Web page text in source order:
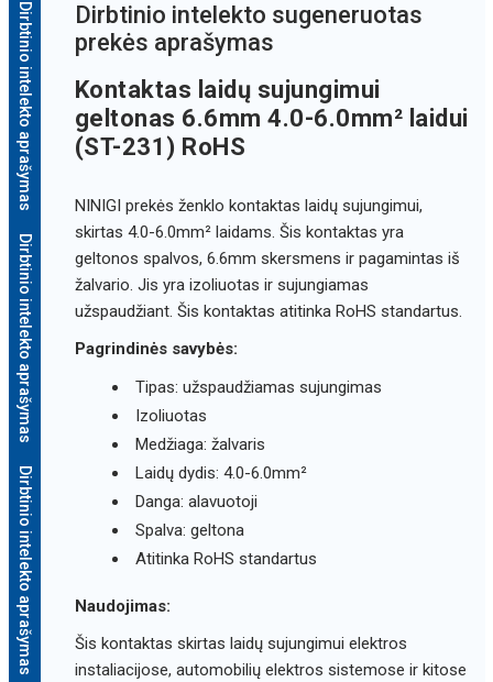
Dirbtinio intelekto aprašymas
Dirbtinio intelekto aprašymas
Dirbtinio intelekto aprašymas
Dirbtinio intelekto sugeneruotas
prekės aprašymas
Kontaktas laidų sujungimui
geltonas 6.6mm 4.0-6.0mm² laidui
(ST-231) RoHS
NINIGI prekės ženklo kontaktas laidų sujungimui,
skirtas 4.0-6.0mm² laidams. Šis kontaktas yra
geltonos spalvos, 6.6mm skersmens ir pagamintas iš
žalvario. Jis yra izoliuotas ir sujungiamas
užspaudžiant. Šis kontaktas atitinka RoHS standartus.
Pagrindinės savybės:
Tipas: užspaudžiamas sujungimas
Izoliuotas
Medžiaga: žalvaris
Laidų dydis: 4.0-6.0mm²
Danga: alavuotoji
Spalva: geltona
Atitinka RoHS standartus
Naudojimas:
Šis kontaktas skirtas laidų sujungimui elektros
instaliacijose, automobilių elektros sistemose ir kitose